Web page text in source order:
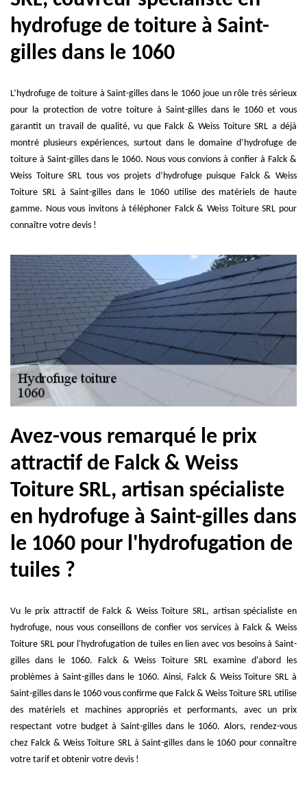
hydrofuge de toiture à Saint-
gilles dans le 1060
L’hydrofuge de toiture à Saint-gilles dans le 1060 joue un rôle très sérieux
pour la protection de votre toiture à Saint-gilles dans le 1060 et vous
garantit un travail de qualité, vu que Falck & Weiss Toiture SRL a déjà
montré plusieurs expériences, surtout dans le domaine d’hydrofuge de
toiture à Saint-gilles dans le 1060. Nous vous convions à confier à Falck &
Weiss Toiture SRL tous vos projets d’hydrofuge puisque Falck & Weiss
Toiture SRL à Saint-gilles dans le 1060 utilise des matériels de haute
gamme. Nous vous invitons à téléphoner Falck & Weiss Toiture SRL pour
connaître votre devis !
Avez-vous remarqué le prix
attractif de Falck & Weiss
Toiture SRL, artisan spécialiste
en hydrofuge à Saint-gilles dans
le 1060 pour l'hydrofugation de
tuiles ?
Vu le prix attractif de Falck & Weiss Toiture SRL, artisan spécialiste en
hydrofuge, nous vous conseillons de confier vos services à Falck & Weiss
Toiture SRL pour l'hydrofugation de tuiles en lien avec vos besoins à Saint-
gilles dans le 1060. Falck & Weiss Toiture SRL examine d'abord les
problèmes à Saint-gilles dans le 1060. Ainsi, Falck & Weiss Toiture SRL à
Saint-gilles dans le 1060 vous confirme que Falck & Weiss Toiture SRL utilise
des matériels et machines appropriés et performants, avec un prix
respectant votre budget à Saint-gilles dans le 1060. Alors, rendez-vous
chez Falck & Weiss Toiture SRL à Saint-gilles dans le 1060 pour connaître
votre tarif et obtenir votre devis !